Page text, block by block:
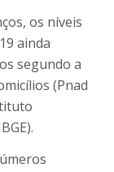
os níveis
ainda
segundo a
(Pnad